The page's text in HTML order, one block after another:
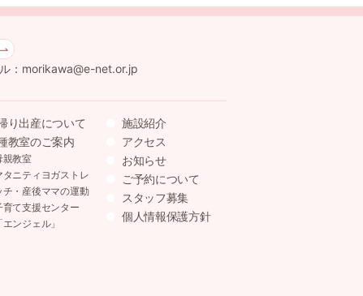
：morikawa@e-net.or.jp
り出産について
教室のご案内
親教室
タニティヨガストレ
チ・産後ママの運動
育て支援センター
「エンジェル」
施設紹介
アクセス
お知らせ
ご予約について
スタッフ募集
個人情報保護方針